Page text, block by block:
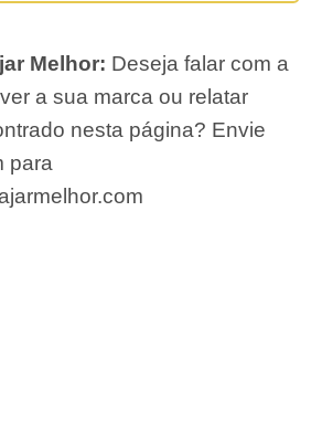
Melhor: Deseja falar com a
a sua marca ou relatar
nesta página? Envie
para